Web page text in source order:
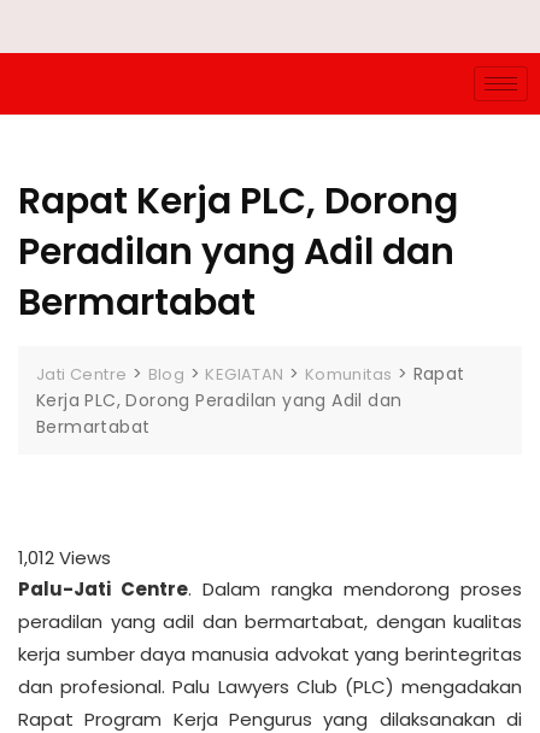
Rapat Kerja PLC, Dorong
Peradilan yang Adil dan
Bermartabat
Jati Centre > Blog > KEGIATAN > Komunitas > Rapat
Kerja PLC, Dorong Peradilan yang Adil dan
Bermartabat
1,012Views
Palu-Jati Centre. Dalam rangka mendorong proses
peradilan yang adil dan bermartabat, dengan kualitas
kerja sumber daya manusia advokat yang berintegritas
dan profesional. Palu Lawyers Club (PLC) mengadakan
Rapat Program Kerja Pengurus yang dilaksanakan di